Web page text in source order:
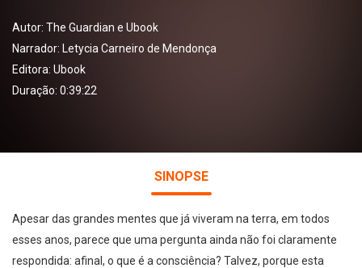
Autor: The Guardian e Ubook
Narrador: Letycia Carneiro de Mendonça
Editora: Ubook
Duração: 0:39:22
SINOPSE
Apesar das grandes mentes que já viveram na terra, em todos
esses anos, parece que uma pergunta ainda não foi claramente
respondida: afinal, o que é a consciência? Talvez, porque esta